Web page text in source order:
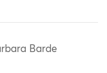
Barde